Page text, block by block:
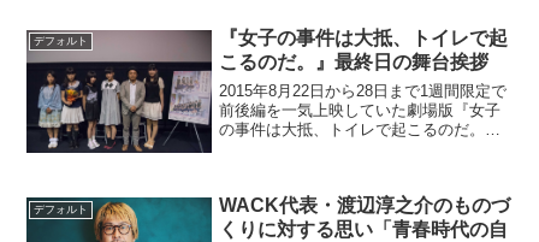
デフォルト
『女子の事件は大抵、トイレで起
こるのだ。』最終日の舞台挨拶
2015年8月22日から28日まで1週間限定で
前後編を一気上映していた劇場版『女子
の事件は大抵、トイレで起こるのだ。』
恵比中学・中...
デフォルト
WACK代表・渡辺淳之介のものづ
くりに対する思い「青春時代の自